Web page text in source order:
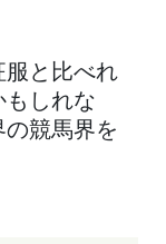
服と比べれ
もしれな
競馬界を